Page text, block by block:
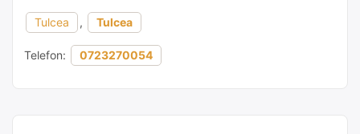
Tulcea , Tulcea
Telefon: 0723270054